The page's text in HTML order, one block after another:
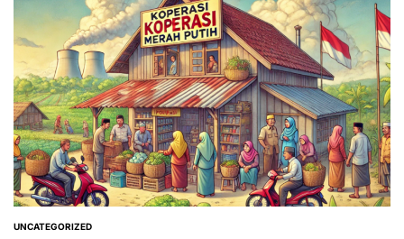
POSTED
UNCATEGORIZED